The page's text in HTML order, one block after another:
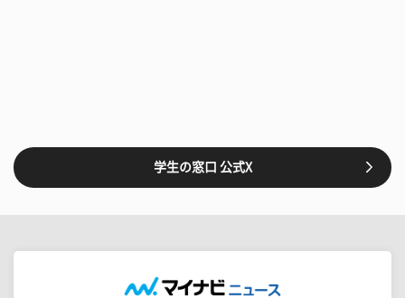
学生の窓口 公式X